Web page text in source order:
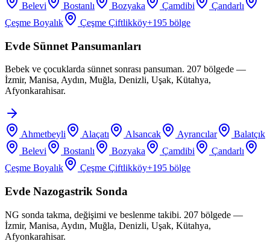
Belevi
Bostanlı Bozyaka Çamdibi
Çandarlı
Çeşme Boyalık
Çeşme Çiftlikköy+195 bölge
Evde Sünnet Pansumanları
Bebek ve çocuklarda sünnet sonrası pansuman. 207 bölgede —
İzmir, Manisa, Aydın, Muğla, Denizli, Uşak, Kütahya,
Afyonkarahisar.
Ahmetbeyli Alaçatı Alsancak Ayrancılar
Balatçık
Belevi
Bostanlı Bozyaka Çamdibi
Çandarlı
Çeşme Boyalık
Çeşme Çiftlikköy+195 bölge
Evde Nazogastrik Sonda
NG sonda takma, değişimi ve beslenme takibi. 207 bölgede —
İzmir, Manisa, Aydın, Muğla, Denizli, Uşak, Kütahya,
Afyonkarahisar.